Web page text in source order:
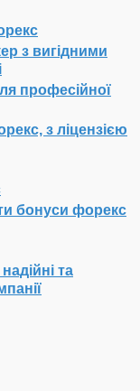
з вигідними
професійної
з ліцензією
бонуси форекс
та